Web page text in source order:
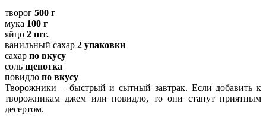
творог 500 г
мука 100 г
яйцо 2 шт.
ванильный сахар 2 упаковки
сахар по вкусу
соль щепотка
повидло по вкусу
Творожники – быстрый и сытный завтрак. Если добавить к
творожникам джем или повидло, то они станут приятным
десертом.